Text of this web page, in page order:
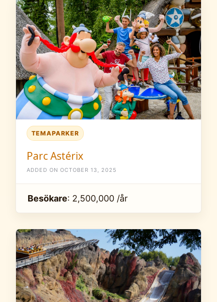
TEMAPARKER
Parc Astérix
ADDED ON OCTOBER 13, 2025
Besökare: 2,500,000 /år